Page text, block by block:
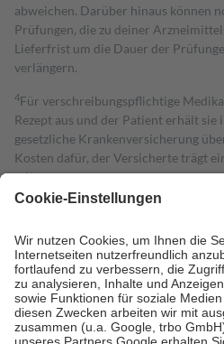
abweichen. Darüber hinaus können
Prüfungen, die zu deiner
Lieferfrist um die Dauer der
verlängern.
4Für verschreibungspflichtige
Rezept aus und der Patient erhält sie
gesetzliche Krankenversicherung
Kosten dafür, der Versicherte trägt
mit.
Grundsätzlich leisten Mitglieder
höchstens zehn Euro.
Es sind jedoch
Kosten der Leistung zu entrichten.
Diese Regeln gelten grundsätzlich
Bei Heilmitteln und häuslicher
Zuzahlung zehn Prozent der Kosten
Verordnung.